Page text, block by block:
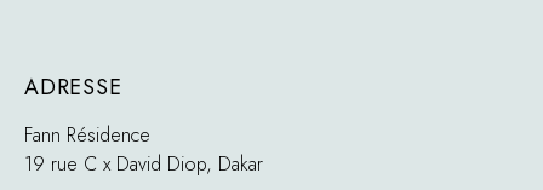
ADRESSE
Fann Résidence
19 rue C x David Diop, Dakar